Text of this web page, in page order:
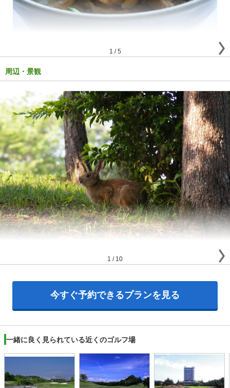
1 /5
周辺・景観
1 / 10
今すぐ予約できるプランを見る
一緒に良く見られている近くのゴルフ場